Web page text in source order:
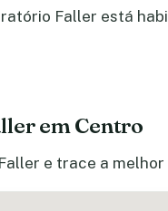
Faller está
em Centro
e trace a